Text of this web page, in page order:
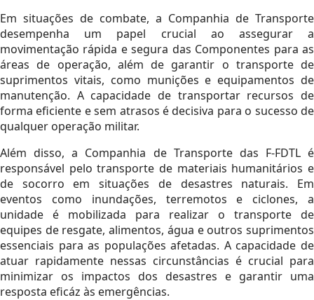
Em situações de combate, a Companhia de Transporte
desempenha um papel crucial ao assegurar a
movimentação rápida e segura das Componentes para as
áreas de operação, além de garantir o transporte de
suprimentos vitais, como munições e equipamentos de
manutenção. A capacidade de transportar recursos de
forma eficiente e sem atrasos é decisiva para o sucesso de
qualquer operação militar.
Além disso, a Companhia de Transporte das F-FDTL é
responsável pelo transporte de materiais humanitários e
de socorro em situações de desastres naturais. Em
eventos como inundações, terremotos e ciclones, a
unidade é mobilizada para realizar o transporte de
equipes de resgate, alimentos, água e outros suprimentos
essenciais para as populações afetadas. A capacidade de
atuar rapidamente nessas circunstâncias é crucial para
minimizar os impactos dos desastres e garantir uma
resposta eficáz às emergências.